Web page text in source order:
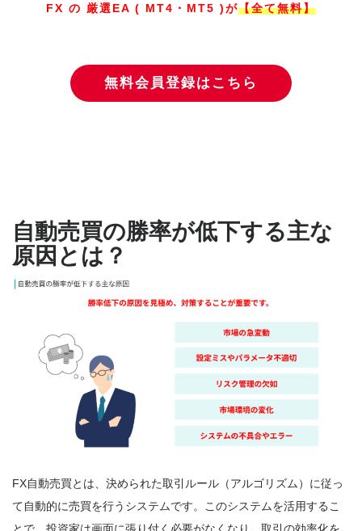
FX の 厳選EA ( MT4・MT5 )が【全て無料】
無料会員登録はこちら
自動売買の勝率が低下する主な
原因とは？
FX自動売買とは、決められた取引ルール（アルゴリズム）に従っ
て自動的に売買を行うシステムです。このシステムを活用するこ